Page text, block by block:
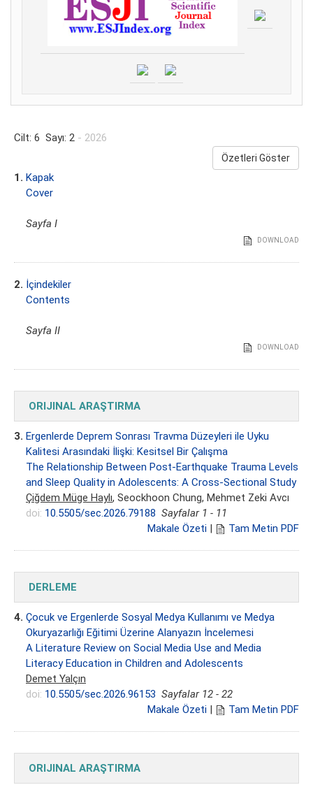
Cilt: 6 Sayı: 2 - 2026
Özetleri Göster
1. Kapak
Cover
Sayfa I
DOWNLOAD
2. İçindekiler
Contents
Sayfa II
DOWNLOAD
ORIJINAL ARAŞTIRMA
3. Ergenlerde Deprem Sonrası Travma Düzeyleri ile Uyku
Kalitesi Arasındaki İlişki: Kesitsel Bir Çalışma
The Relationship Between Post-Earthquake Trauma Levels
and Sleep Quality in Adolescents: A Cross-Sectional Study
Çiğdem Müge Haylı, Seockhoon Chung, Mehmet Zeki Avcı
doi: 10.5505/sec.2026.79188 Sayfalar 1 - 11
Makale Özeti | Tam Metin PDF
DERLEME
4. Çocuk ve Ergenlerde Sosyal Medya Kullanımı ve Medya
Okuryazarlığı Eğitimi Üzerine Alanyazın İncelemesi
A Literature Review on Social Media Use and Media
Literacy Education in Children and Adolescents
Demet Yalçın
doi: 10.5505/sec.2026.96153 Sayfalar 12 - 22
Makale Özeti | Tam Metin PDF
ORIJINAL ARAŞTIRMA